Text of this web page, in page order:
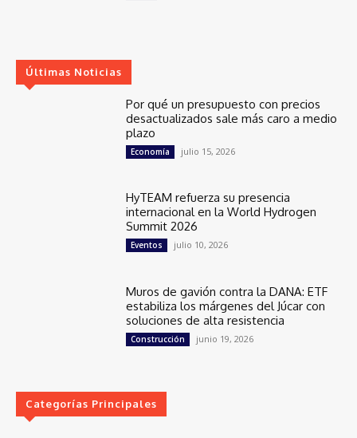
Últimas Noticias
Por qué un presupuesto con precios
desactualizados sale más caro a medio
plazo
Economía julio 15, 2026
HyTEAM refuerza su presencia
internacional en la World Hydrogen
Summit 2026
Eventos julio 10, 2026
Muros de gavión contra la DANA: ETF
estabiliza los márgenes del Júcar con
soluciones de alta resistencia
Construcción junio 19, 2026
Categorías Principales